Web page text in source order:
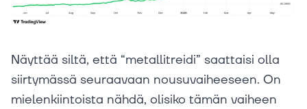
Näyttää siltä, että “metallitreidi” saattaisi olla
siirtymässä seuraavaan nousuvaiheeseen. On
mielenkiintoista nähdä, olisiko tämän vaiheen